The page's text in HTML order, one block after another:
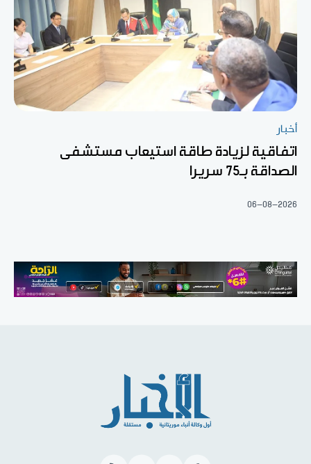
أخبار
اتفاقية لزيادة طاقة استيعاب مستشفى
الصداقة بـ75 سريرا
06-08-2026